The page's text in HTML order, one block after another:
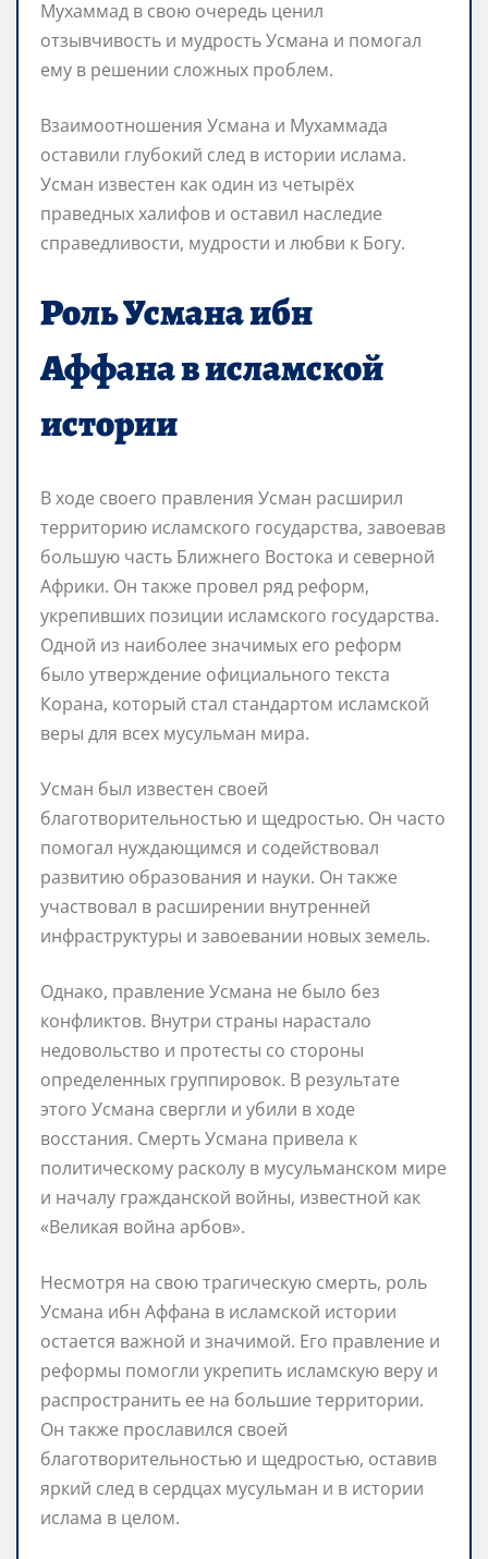
Мухаммад в свою очередь ценил
отзывчивость и мудрость Усмана и помогал
ему в решении сложных проблем.
Взаимоотношения Усмана и Мухаммада
оставили глубокий след в истории ислама.
Усман известен как один из четырёх
праведных халифов и оставил наследие
справедливости, мудрости и любви к Богу.
Роль Усмана ибн
Аффана в исламской
истории
В ходе своего правления Усман расширил
территорию исламского государства, завоевав
большую часть Ближнего Востока и северной
Африки. Он также провел ряд реформ,
укрепивших позиции исламского государства.
Одной из наиболее значимых его реформ
было утверждение официального текста
Корана, который стал стандартом исламской
веры для всех мусульман мира.
Усман был известен своей
благотворительностью и щедростью. Он часто
помогал нуждающимся и содействовал
развитию образования и науки. Он также
участвовал в расширении внутренней
инфраструктуры и завоевании новых земель.
Однако, правление Усмана не было без
конфликтов. Внутри страны нарастало
недовольство и протесты со стороны
определенных группировок. В результате
этого Усмана свергли и убили в ходе
восстания. Смерть Усмана привела к
политическому расколу в мусульманском мире
и началу гражданской войны, известной как
«Великая война арбов».
Несмотря на свою трагическую смерть, роль
Усмана ибн Аффана в исламской истории
остается важной и значимой. Его правление и
реформы помогли укрепить исламскую веру и
распространить ее на большие территории.
Он также прославился своей
благотворительностью и щедростью, оставив
яркий след в сердцах мусульман и в истории
ислама в целом.